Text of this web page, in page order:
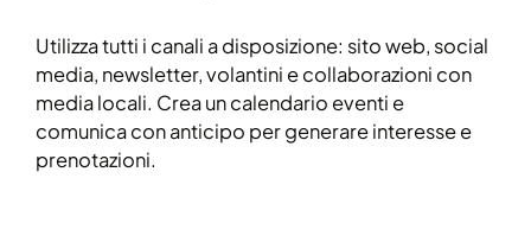
Utilizza tutti i canali a disposizione: sito web, social
media, newsletter, volantini e collaborazioni con
media locali. Crea un calendario eventi e
comunica con anticipo per generare interesse e
prenotazioni.